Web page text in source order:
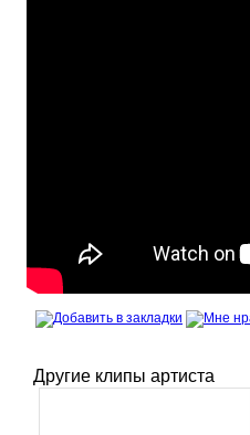
Другие клипы артиста